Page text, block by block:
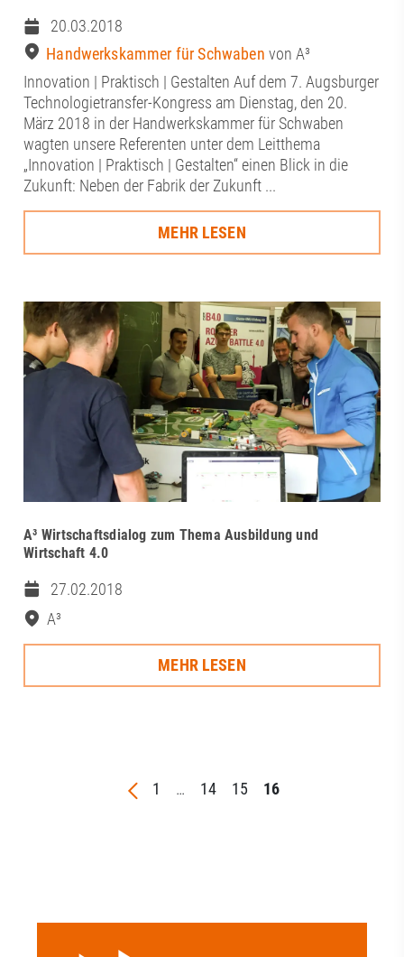
20.03.2018
Handwerkskammer für Schwaben von A³
Innovation | Praktisch | Gestalten Auf dem 7. Augsburger
Technologietransfer-Kongress am Dienstag, den 20.
März 2018 in der Handwerkskammer für Schwaben
wagten unsere Referenten unter dem Leitthema
„Innovation | Praktisch | Gestalten“ einen Blick in die
Zukunft: Neben der Fabrik der Zukunft ...
MEHR LESEN
A³ Wirtschaftsdialog zum Thema Ausbildung und
Wirtschaft 4.0
27.02.2018
A³
MEHR LESEN
1 … 14 15 16